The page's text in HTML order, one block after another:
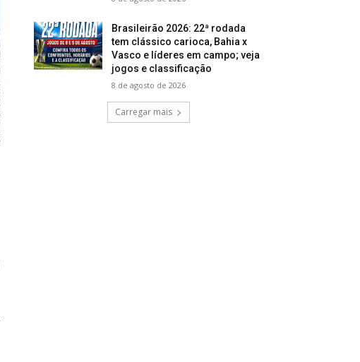
Brasileirão 2026: 22ª rodada
tem clássico carioca, Bahia x
Vasco e líderes em campo; veja
jogos e classificação
8 de agosto de 2026
Carregar mais